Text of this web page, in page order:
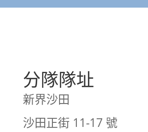
分隊隊址
新界沙田
沙田正街 11-17 號